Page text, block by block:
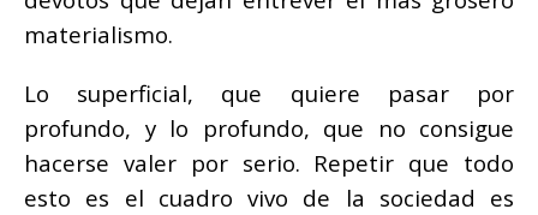
materialismo.
Lo superficial, que quiere pasar por
profundo, y lo profundo, que no consigue
hacerse valer por serio. Repetir que todo
esto es el cuadro vivo de la sociedad es